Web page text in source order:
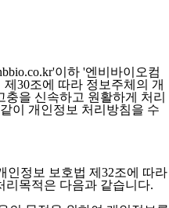
이하 '엔비바이오컴
30조에 따라 정보주체의 개
을 신속하고 원활하게 처리
이 개인정보 처리방침을 수
인정보 보호법 제32조에 따라
리목적은 다음과 같습니다.